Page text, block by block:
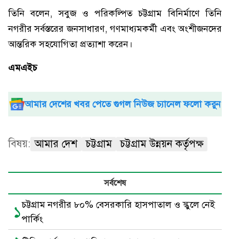
তিনি বলেন, সবুজ ও পরিকল্পিত চট্টগ্রাম বিনির্মাণে তিনি
নগরীর সর্বস্তরের জনসাধারণ, গণমাধ্যমকর্মী এবং অংশীজনদের
আন্তরিক সহযোগিতা প্রত্যাশা করেন।
এমএইচ
আমার দেশের খবর পেতে গুগল নিউজ চ্যানেল ফলো করুন
বিষয়: আমার দেশ চট্টগ্রাম চট্টগ্রাম উন্নয়ন কর্তৃপক্ষ
সর্বশেষ
১চট্টগ্রাম নগরীর ৮০% বেসরকারি হাসপাতাল ও স্কুলে নেই
পার্কিং